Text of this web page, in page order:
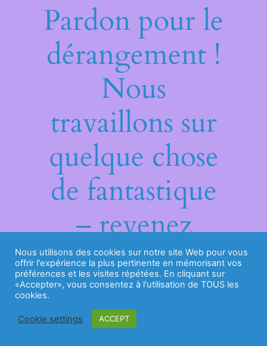
Pardon pour le
dérangement !
Nous
travaillons sur
quelque chose
de fantastique
– revenez
bientôt !
Nous utilisons des cookies sur notre site Web pour vous
offrir l'expérience la plus pertinente en mémorisant vos
préférences et les visites répétées. En cliquant sur
«Accepter», vous consentez à l'utilisation de TOUS les
cookies.
Cookie settings ACCEPT